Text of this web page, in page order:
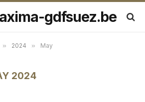
gdfsuez.be
» 2024 » May
2024